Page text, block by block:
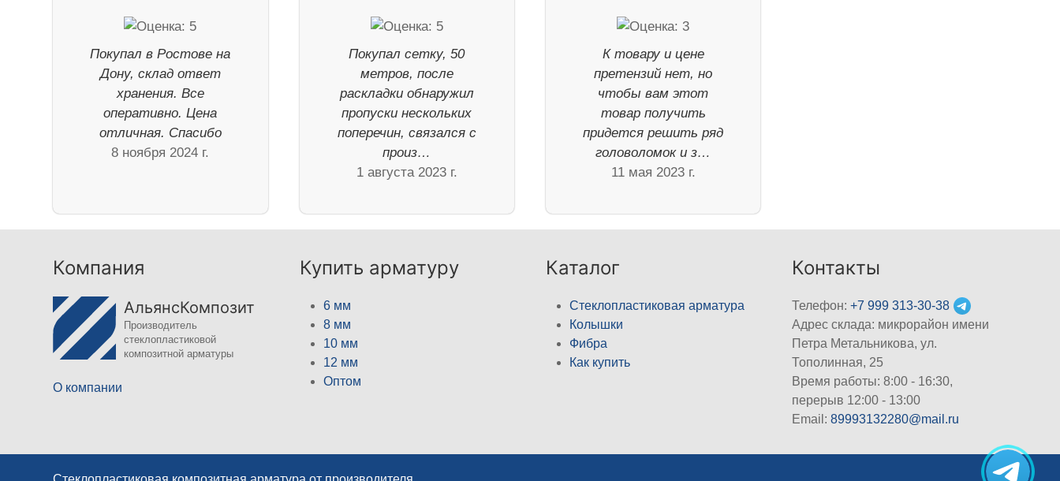
Покупал в Ростове на
Дону, склад ответ
хранения. Все
оперативно. Цена
отличная. Спасибо
8 ноября 2024 г.
Покупал сетку, 50
метров, после
раскладки обнаружил
пропуски нескольких
поперечин, связался с
произ…
1 августа 2023 г.
К товару и цене
претензий нет, но
чтобы вам этот
товар получить
придется решить ряд
головоломок и з…
11 мая 2023 г.
Компания
АльянсКомпозит
Производитель
стеклопластиковой
композитной арматуры
О компании
Купить арматуру
6 мм
8 мм
10 мм
12 мм
Оптом
Каталог
Стеклопластиковая арматура
Колышки
Фибра
Как купить
Контакты
Телефон:+7 999 313-30-38
Адрес склада: микрорайон имени
Петра Метальникова, ул.
Тополинная, 25
Время работы: 8:00 - 16:30,
перерыв 12:00 - 13:00
Email:89993132280@mail.ru